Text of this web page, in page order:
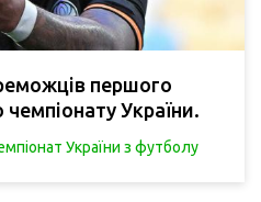
першого
України.
України з футболу